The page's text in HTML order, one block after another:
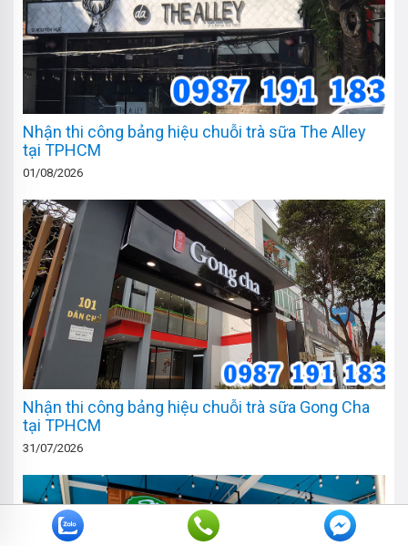
Nhận thi công bảng hiệu chuỗi trà sữa The Alley
tại TPHCM
01/08/2026
Nhận thi công bảng hiệu chuỗi trà sữa Gong Cha
tại TPHCM
31/07/2026